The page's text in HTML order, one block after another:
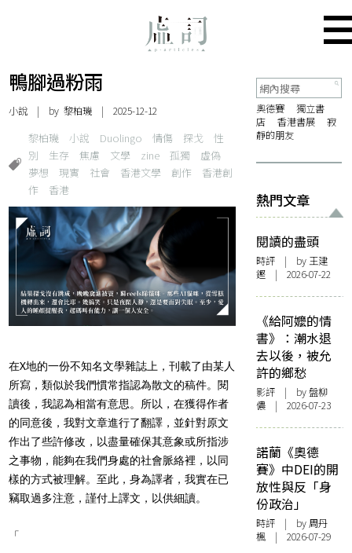
鴨腳過粉雨
小說 | by 黎柏璣 | 2025-12-12
黎柏璣 小說 Duolingo 情傷 探戈
性
別
生存 焦慮 文學 zine 孤獨
虛偽
夢想
現實 社會 香港文學 創作
香港創
作
香港
在X地的一份不知名文學雜誌上，刊載了由某人
所寫，類似於我們慣常指認為散文的稿件。閱
讀後，我認為相當有意思。所以，在獲得作者
的同意後，我對文章進行了翻譯，並針對原文
作出了些許修改，以盡量確保其意象或所指涉
之事物，能夠在我們身處的社會脈絡裡，以同
樣的方式被理解。至此，身為譯者，我實在已
竊取過多注意，謹付上譯文，以供細讀。
「
奧德賽
獨立書
店
香港書展
寂
靜的朋友
熱門文章
閱讀的盡頭
時評 | by 王建
鏗 | 2026-07-22
《給阿嬤的情
書》：潮水退
去以後，被允
許的鄉愁
影評 | by 盤柳
儂 | 2026-07-23
諾蘭《奧德
賽》中DEI的開
放性與反「身
份政治」
時評 | by周丹
楓 | 2026-07-29